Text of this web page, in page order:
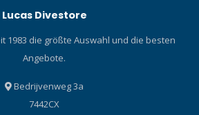
Lucas Divestore
1983 die größte Auswahl und die besten
Angebote.
Bedrijvenweg 3a
7442CX